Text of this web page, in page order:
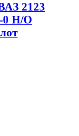
2123
0 Н/О